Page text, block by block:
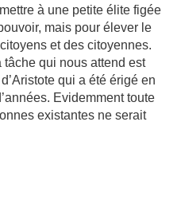
à une petite élite figée
mais pour élever le
et des citoyennes.
qui nous attend est
qui a été érigé en
Evidemment toute
existantes ne serait